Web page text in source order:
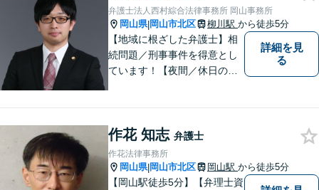
弁護士法人西村綜合法律事務所 岡山事務所
岡山県|岡山市北区 柳川駅 から徒歩5分
【地域に根ざした弁護士】相
続問題／刑事事件を得意とし
ています！【夜間／休日の相
詳細を見
る
作花 知志 弁護士
作花法律事務所
岡山県|岡山市北区 岡山駅 から徒歩5分
【岡山駅徒歩5分】【弁理士資